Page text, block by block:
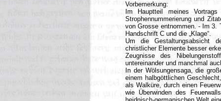
Vorbemerkung:
Im Hauptteil meines
Strophennummerierung und
von Grosse entnommen. - Im 3.
Handschrift C und die „Klage“.
Um die Gestaltungsabsicht
christlicher Elemente besser
Zeugnisse des
untereinander und manchmal
In der Wölsungensaga, die
einem halbgöttlichen
als Walküre, durch einen
wie Überwinden des